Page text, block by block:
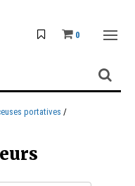
0
portatives